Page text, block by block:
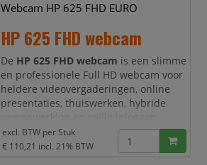
intensieve werkdagen. Dankzij de
microfoons,AI-ruisonderdrukking
Webcam HP 625 FHD EURO
HP 625 FHD webcam
De HP 625 FHD webcam is een slimme
en professionele Full HD webcam voor
heldere videovergaderingen, online
presentaties, thuiswerken, hybride
Dankzij de1080p Full HD
beeldkwaliteit, automatische focus en
excl. BTW per Stuk
€ 110,21 incl. 21% BTW